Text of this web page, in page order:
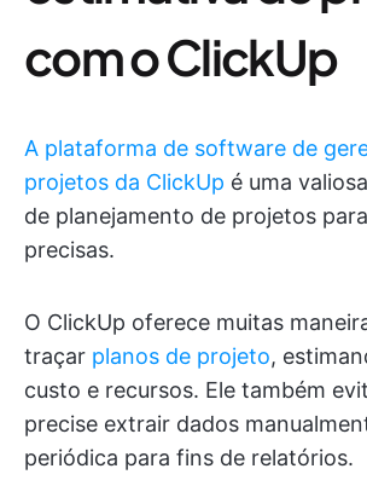
com o ClickUp
A plataforma de software de
projetos da ClickUp é uma
de planejamento de projetos
precisas.
O ClickUp oferece muitas
traçar planos de projeto,
custo e recursos. Ele também
precise extrair dados
periódica para fins de relatórios.